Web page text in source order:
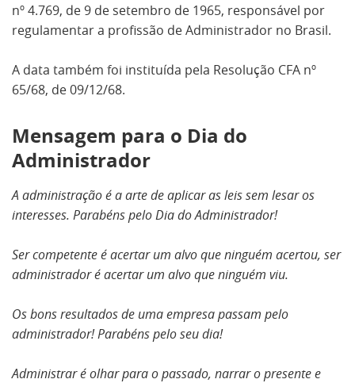
nº 4.769, de 9 de setembro de 1965, responsável por
regulamentar a profissão de Administrador no Brasil.
A data também foi instituída pela Resolução CFA nº
65/68, de 09/12/68.
Mensagem para o Dia do
Administrador
A administração é a arte de aplicar as leis sem lesar os
interesses. Parabéns pelo Dia do Administrador!
Ser competente é acertar um alvo que ninguém acertou, ser
administrador é acertar um alvo que ninguém viu.
Os bons resultados de uma empresa passam pelo
administrador! Parabéns pelo seu dia!
Administrar é olhar para o passado, narrar o presente e